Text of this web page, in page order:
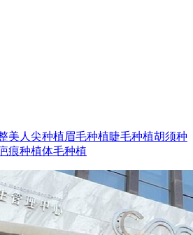
美人尖种植眉毛种植睫毛种植胡须种
痕种植体毛种植